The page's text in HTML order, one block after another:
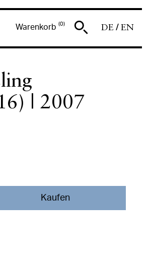
DE / EN
0
Warenkorb
| 2007
Kaufen